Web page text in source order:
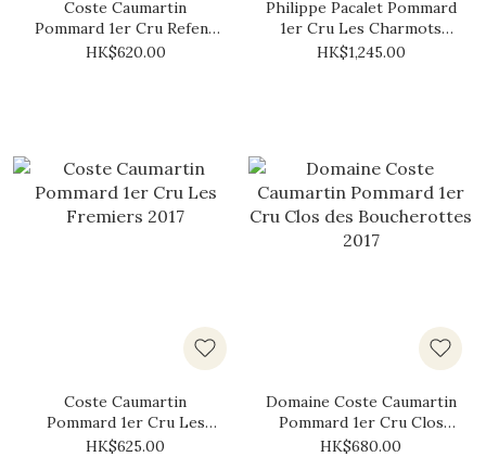
Coste Caumartin
Pommard 1er Cru Refene
2017
HK$620.00
Philippe Pacalet Pommard
1er Cru Les Charmots
2019
HK$1,245.00
Coste Caumartin
Pommard 1er Cru Les
Fremiers 2017
HK$625.00
Domaine Coste Caumartin
Pommard 1er Cru Clos
des Boucherottes 2017
HK$680.00